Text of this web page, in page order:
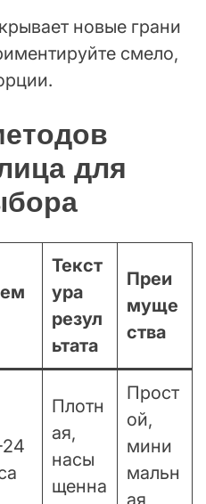
новые грани
смело,
для
Текст
ура
резул
ьтата
Преи
муще
ства
24
Плотн
ая,
насы
щенна
Прост
ой,
мини
мальн